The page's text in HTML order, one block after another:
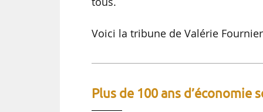
Voici la tribune de Valérie
Plus de 100 ans